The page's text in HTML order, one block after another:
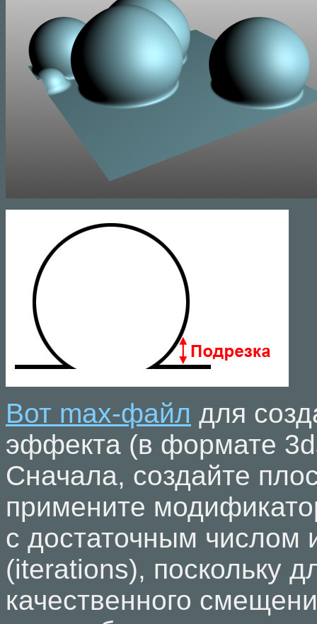
Вот max-файл для
эффекта (в формате
Сначала, создайте
примените
с достаточным числом
(iterations), поскольку
качественного